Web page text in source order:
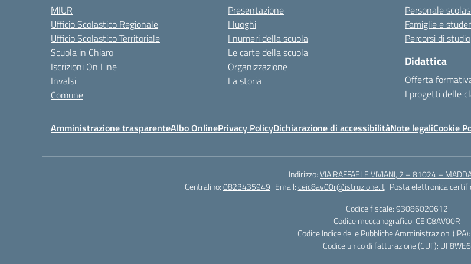
MIUR
Ufficio Scolastico Regionale
Ufficio Scolastico Territoriale
Scuola in Chiaro
Iscrizioni On Line
Invalsi
Comune
Presentazione
I luoghi
I numeri della scuola
Le carte della scuola
Organizzazione
La storia
Personale
Famiglie e
Percorsi di studio
Didattica
Offerta
I progetti delle
Amministrazione trasparenteAlbo OnlinePrivacy PolicyDichiarazione di accessibilitàNote legaliCookie
Indirizzo:VIA RAFFAELE VIVIANI, 2 – 81024 –
Centralino:0823435949 Email:ceic8av00r@istruzione.it Posta elettronica
Codice fiscale: 93086020612
Codice meccanografico: CEIC8AV00R
Codice Indice delle Pubbliche Amministrazioni
Codice unico di fatturazione (CUF): UF8WE6